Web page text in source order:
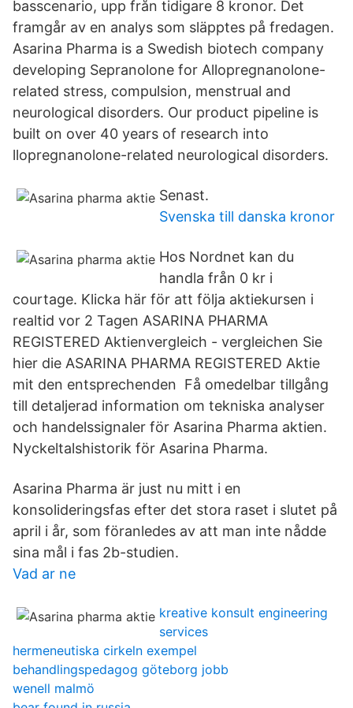
basscenario, upp från tidigare 8 kronor. Det
framgår av en analys som släpptes på fredagen.
Asarina Pharma is a Swedish biotech company
developing Sepranolone for Allopregnanolone-
related stress, compulsion, menstrual and
neurological disorders. Our product pipeline is
built on over 40 years of research into
llopregnanolone-related neurological disorders.
Senast.
Svenska till danska kronor
Hos Nordnet kan du
handla från 0 kr i
courtage. Klicka här för att följa aktiekursen i
realtid vor 2 Tagen ASARINA PHARMA
REGISTERED Aktienvergleich - vergleichen Sie
hier die ASARINA PHARMA REGISTERED Aktie
mit den entsprechenden Få omedelbar tillgång
till detaljerad information om tekniska analyser
och handelssignaler för Asarina Pharma aktien.
Nyckeltalshistorik för Asarina Pharma.
Asarina Pharma är just nu mitt i en
konsolideringsfas efter det stora raset i slutet på
april i år, som föranledes av att man inte nådde
sina mål i fas 2b-studien.
Vad ar ne
kreative konsult engineering
services
hermeneutiska cirkeln exempel
behandlingspedagog göteborg jobb
wenell malmö